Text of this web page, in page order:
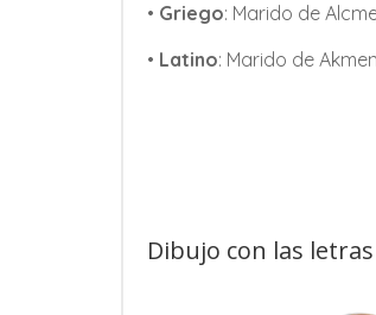
• Griego: Marido de
• Latino: Marido de
Dibujo con las